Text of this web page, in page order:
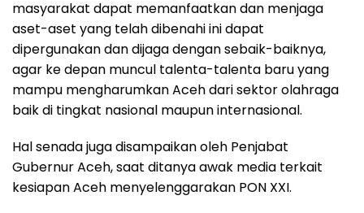
masyarakat dapat memanfaatkan dan menjaga
aset-aset yang telah dibenahi ini dapat
dipergunakan dan dijaga dengan sebaik-baiknya,
agar ke depan muncul talenta-talenta baru yang
mampu mengharumkan Aceh dari sektor olahraga
baik di tingkat nasional maupun internasional.
Hal senada juga disampaikan oleh Penjabat
Gubernur Aceh, saat ditanya awak media terkait
kesiapan Aceh menyelenggarakan PON XXI.